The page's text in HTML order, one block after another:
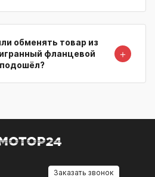
обменять товар из
фланцевой
подошёл?
＋
Заказать звонок